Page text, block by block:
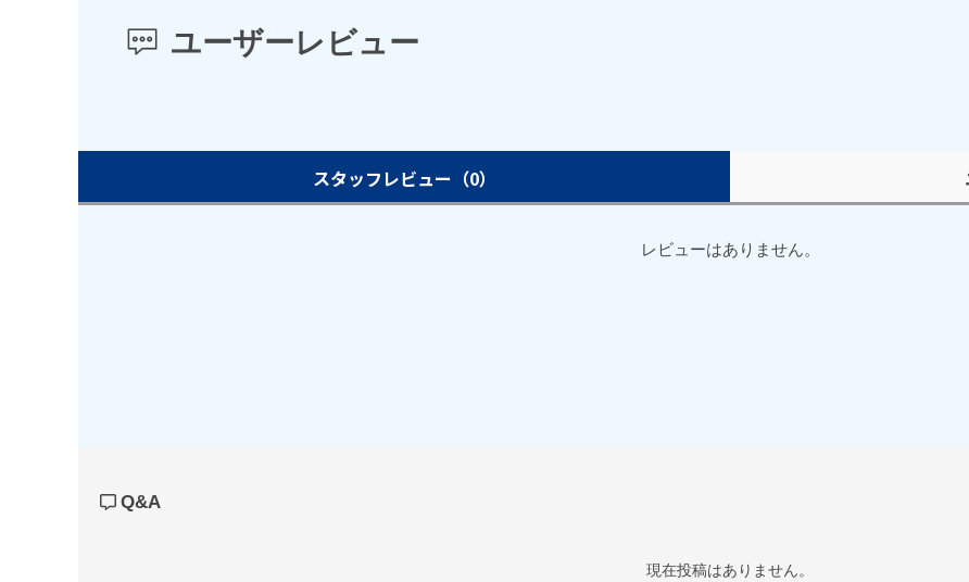
ユーザーレビュー
スタッフレビュー （0）
レビューはありません。
Q&A
現在投稿はありません。